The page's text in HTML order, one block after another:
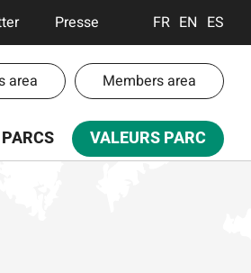
Presse FRANÇAIS
ENGLISH
area Members area
VALEURS PARC